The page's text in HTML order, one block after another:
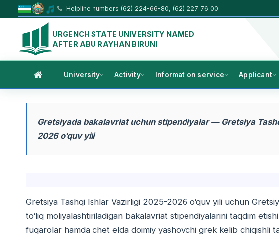
Helpline numbers (62) 224-66-80, (62) 227 76 00
URGENCH STATE UNIVERSITY NAMED
AFTER ABU RAYHAN BIRUNI
University Activity Information service Applicant
Gretsiyada bakalavriat uchun stipendiyalar — Gretsiya
2026 o‘quv yili
Gretsiya Tashqi Ishlar Vazirligi 2025-2026 o‘quv yili uchun
to‘liq moliyalashtiriladigan bakalavriat stipendiyalarini taqdim
fuqarolar hamda chet elda doimiy yashovchi grek kelib chiqishli